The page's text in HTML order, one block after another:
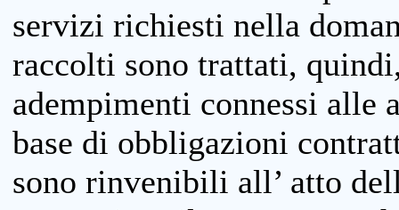
servizi richiesti nella
raccolti sono trattati,
adempimenti connessi
base di obbligazioni
sono rinvenibili all’ atto